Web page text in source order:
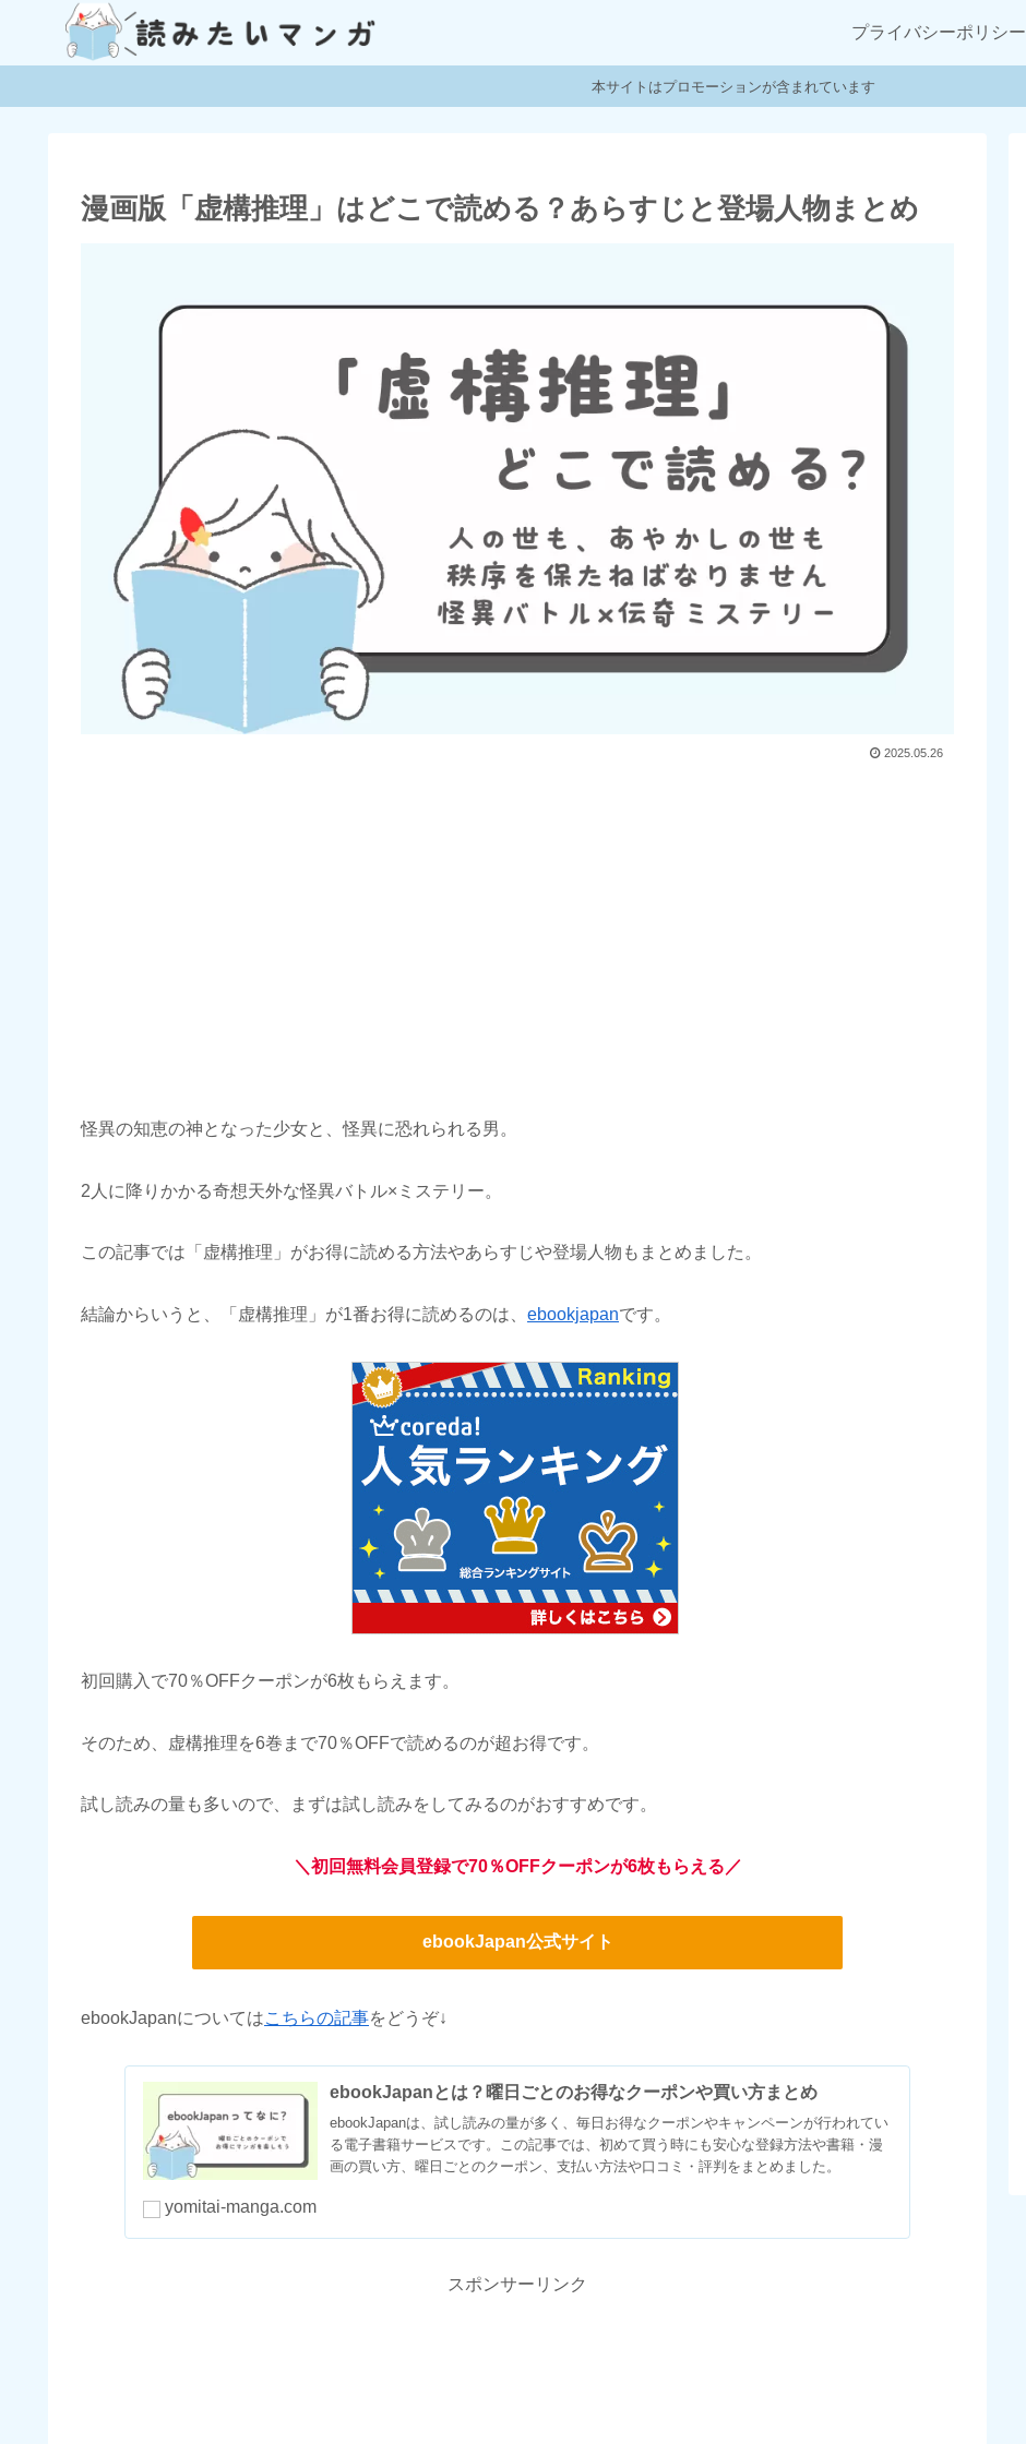
プライバシーポリシー
本サイトはプロモーションが含まれています
漫画版「虚構推理」はどこで読める？あらすじと登場人物まとめ
2025.05.26
怪異の知恵の神となった少女と、怪異に恐れられる男。
2人に降りかかる奇想天外な怪異バトル×ミステリー。
この記事では「虚構推理」がお得に読める方法やあらすじや登場人物もまとめました。
結論からいうと、「虚構推理」が1番お得に読めるのは、 ebookjapanです。
初回購入で70％OFFクーポンが6枚もらえます。
そのため、虚構推理を6巻まで70％OFFで読めるのが超お得です。
試し読みの量も多いので、まずは試し読みをしてみるのがおすすめです。
＼初回無料会員登録で70％OFFクーポンが6枚もらえる／
ebookJapan公式サイト
ebookJapanについてはこちらの記事をどうぞ↓
ebookJapanとは？曜日ごとのお得なクーポンや買い方まとめ
ebookJapanは、試し読みの量が多く、毎日お得なクーポンやキャンペーンが行われてい
る電子書籍サービスです。この記事では、初めて買う時にも安心な登録方法や書籍・漫
画の買い方、曜日ごとのクーポン、支払い方法や口コミ・評判をまとめました。
yomitai-manga.com
スポンサーリンク